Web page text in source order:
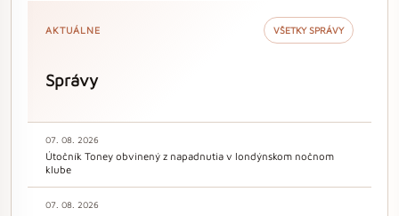
AKTUÁLNE VŠETKY SPRÁVY
Správy
07. 08. 2026
Útočník Toney obvinený z napadnutia v londýnskom nočnom
klube
07. 08. 2026